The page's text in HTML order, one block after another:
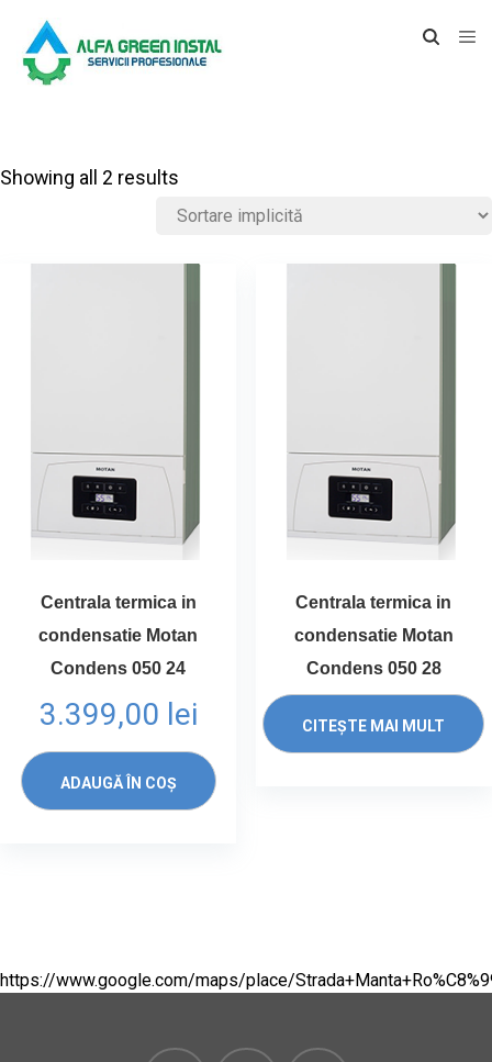
Showing all 2 results
Centrala termica in
condensatie Motan
Condens 050 24
3.399,00 lei
ADAUGĂ ÎN COȘ
Centrala termica in
condensatie Motan
Condens 050 28
CITEȘTE MAI MULT
https://www.google.com/maps/place/